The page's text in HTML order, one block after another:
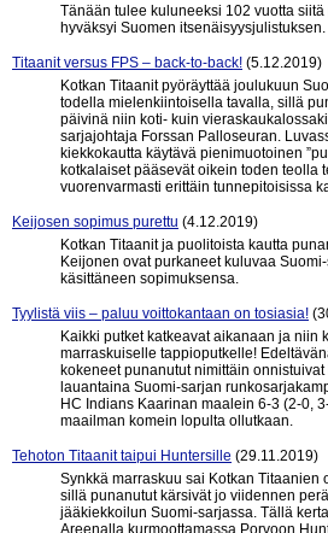
Tänään tulee kuluneeksi 102 vuotta
hyväksyi Suomen itsenäisyysjulistuksen.
Titaanit versus FPS – back-to-back! (5.12.2019)
Kotkan Titaanit pyöräyttää joulukuun
todella mielenkiintoisella tavalla, sillä
päivinä niin koti- kuin
sarjajohtaja Forssan Palloseuran.
kiekkokautta käytävä pienimuotoinen
kotkalaiset pääsevät oikein toden teolla
vuorenvarmasti erittäin tunnepitoisissa
Keijosen sopimus purettu (4.12.2019)
Kotkan Titaanit ja puolitoista kautta
Keijonen ovat purkaneet kuluvaa
käsittäneen sopimuksensa.
Tyylistä viis – paluu voittokantaan on tosiasia!
Kaikki putket katkeavat aikanaan ja niin
marraskuiselle tappioputkelle!
kokeneet punanutut nimittäin
lauantaina Suomi-sarjan
HC Indians Kaarinan maalein 6-3 (2-0,
maailman komein lopulta ollutkaan.
Tehoton Titaanit taipui Huntersille (29.11.2019)
Synkkä marraskuu sai Kotkan Titaanien
sillä punanutut kärsivät jo viidennen
jääkiekkoilun Suomi-sarjassa. Tällä
Areenalla kurmoottamassa Porvoon